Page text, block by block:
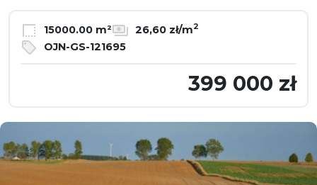
15000.00 m² 26,60 zł/m2
OJN-GS-121695
399 000 zł